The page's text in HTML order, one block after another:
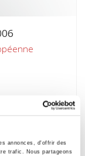
annonces, d'offrir des
trafic. Nous partageons